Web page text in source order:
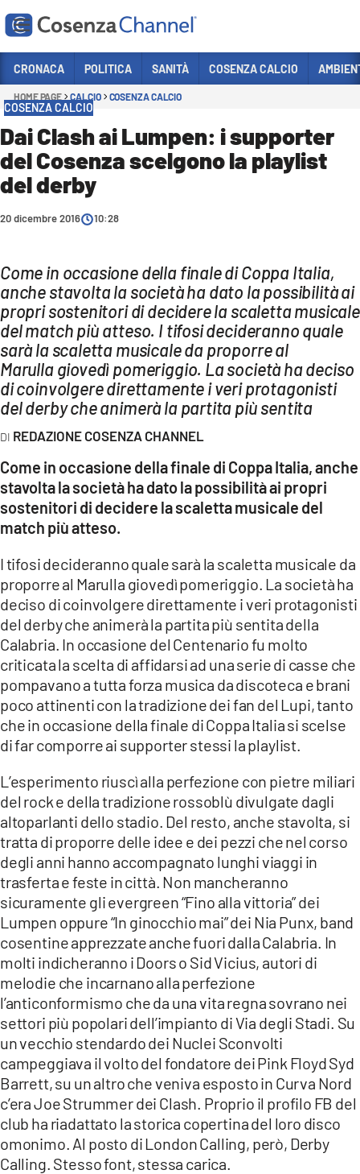
Sezioni
CRONACA
POLITICA
COSENZA CALCIO
ECONOMIA E LAVORO
SANITÀ
SPORT
CULTURA
AMBIENTE
Streaming
LAC TV
LAC NETWORK
LAC ONAIR
LaC
LACPLAY.IT
LACTV.IT
LACONAIR.IT
LACITYMAG.IT
ILREGGINO.IT
COSENZACHANNEL.IT
ILVIBONESE.IT
CATANZAROCHANNEL.IT
LACAPITALENEWS.IT
App
ANDROID
CRONACA POLITICA SANITÀ COSENZA CALCIO
HOME PAGE CALCIO COSENZA CALCIO
COSENZA CALCIO
Dai Clash ai Lumpen: i supporter
del Cosenza scelgono la playlist
del derby
20 dicembre 2016 10:28
Come in occasione della finale di Coppa Italia,
anche stavolta la società ha dato la possibilità ai
propri sostenitori di decidere la scaletta musicale
del match più atteso. I tifosi decideranno quale
sarà la scaletta musicale da proporre al
Marulla giovedì pomeriggio. La società ha deciso
di coinvolgere direttamente i veri protagonisti
del derby che animerà la partita più sentita
REDAZIONE COSENZA CHANNEL
Come in occasione della finale di Coppa Italia, anche
stavolta la società ha dato la possibilità ai propri
sostenitori di decidere la scaletta musicale del
match più atteso.
I tifosi decideranno quale sarà la scaletta musicale da
proporre al Marulla giovedì pomeriggio. La società ha
deciso di coinvolgere direttamente i veri protagonisti
del derby che animerà la partita più sentita della
Calabria. In occasione del Centenario fu molto
criticata la scelta di affidarsi ad una serie di casse che
pompavano a tutta forza musica da discoteca e brani
poco attinenti con la tradizione dei fan del Lupi, tanto
che in occasione della finale di Coppa Italia si scelse
di far comporre ai supporter stessi la playlist.
L’esperimento riuscì alla perfezione con pietre miliari
del rock e della tradizione rossoblù divulgate dagli
altoparlanti dello stadio. Del resto, anche stavolta, si
tratta di proporre delle idee e dei pezzi che nel corso
degli anni hanno accompagnato lunghi viaggi in
trasferta e feste in città. Non mancheranno
sicuramente gli evergreen “Fino alla vittoria” dei
Lumpen oppure “In ginocchio mai” dei Nia Punx, band
cosentine apprezzate anche fuori dalla Calabria. In
molti indicheranno i Doors o Sid Vicius, autori di
melodie che incarnano alla perfezione
l’anticonformismo che da una vita regna sovrano nei
settori più popolari dell’impianto di Via degli Stadi. Su
un vecchio stendardo dei Nuclei Sconvolti
campeggiava il volto del fondatore dei Pink Floyd Syd
Barrett, su un altro che veniva esposto in Curva Nord
c’era Joe Strummer dei Clash. Proprio il profilo FB del
club ha riadattato la storica copertina del loro disco
omonimo. Al posto di London Calling, però, Derby
Calling. Stesso font, stessa carica.